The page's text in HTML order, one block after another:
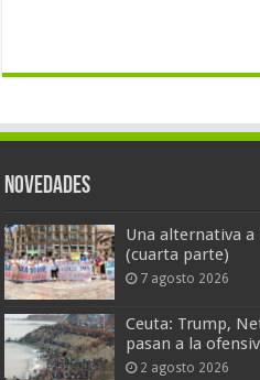
Novedades
Una alternativa
(cuarta parte)
7 agosto 2026
Ceuta: Trump,
pasan a la
2 agosto 2026